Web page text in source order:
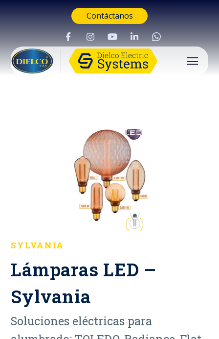
Contáctanos
SYLVANIA
Lámparas LED –
Sylvania
Soluciones eléctricas para